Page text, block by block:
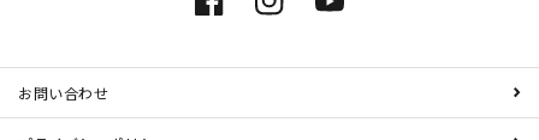
FacebookInstagramYouTube
お問い合わせ